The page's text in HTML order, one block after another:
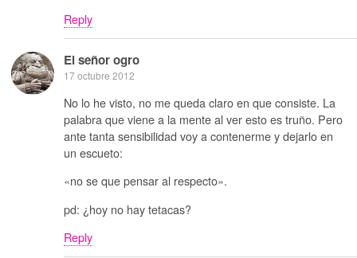
Reply
El señor ogro
17 octubre 2012
No lo he visto, no me queda claro en que consiste. La
palabra que viene a la mente al ver esto es truño. Pero
ante tanta sensibilidad voy a contenerme y dejarlo en
un escueto:
«no se que pensar al respecto».
pd: ¿hoy no hay tetacas?
Reply